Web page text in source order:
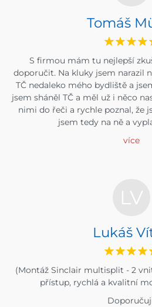
Tomáš
S firmou mám tu nejlepší
doporučit. Na kluky jsem narazil
TČ nedaleko mého bydliště a
jsem sháněl TČ a měl už i něco
nimi do řeči a rychle poznal, že
jsem tedy na ně a
více
LV
Lukáš
(Montáž Sinclair multisplit - 2
přístup, rychlá a kvalitní